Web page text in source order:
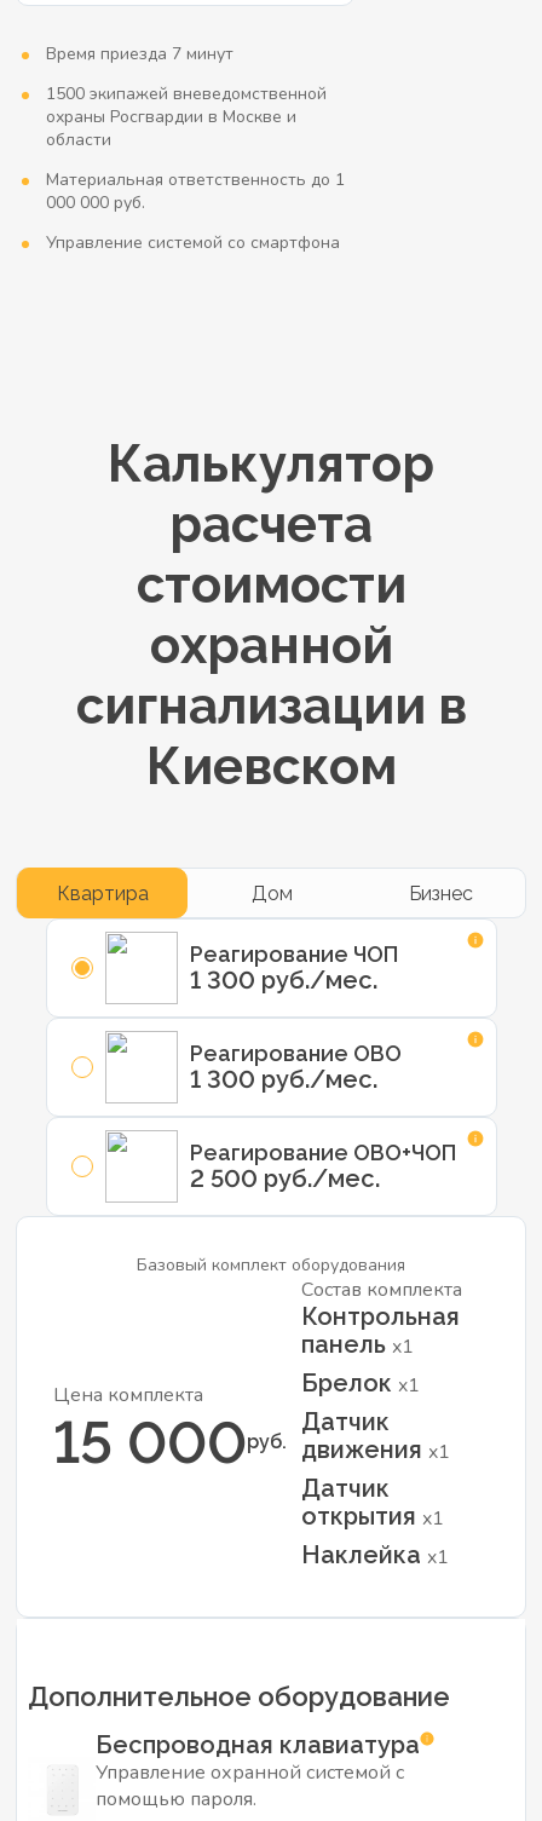
Время приезда 7 минут
1500 экипажей вневедомственной
охраны Росгвардии в Москве и
области
Материальная ответственность до 1
000 000 руб.
Управление системой со смартфона
Калькулятор
расчета
стоимости
охранной
сигнализации в
Киевском
Квартира Дом Бизнес
Реагирование ЧОП
1 300 руб./мес.
Реагирование ОВО
1 300 руб./мес.
Реагирование ОВО+ЧОП
2 500 руб./мес.
Базовый комплект оборудования
Состав комплекта
Контрольная
панельx1
Брелокx1
Датчик
движенияx1
Датчик
открытияx1
Наклейкаx1
Цена комплекта
15 000руб.
Дополнительное оборудование
Беспроводная клавиатура
Управление охранной системой с
помощью пароля.